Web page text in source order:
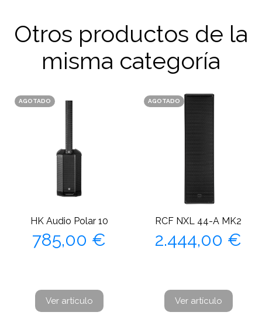
Otros productos de la
misma categoría
AGOTADO
HK Audio Polar 10
Precio
785,00 €
Ver artículo
AGOTADO
RCF NXL 44-A MK2
Precio
2.444,00 €
Ver artículo